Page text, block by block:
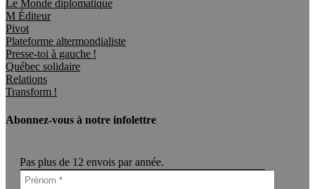
Le Monde diplomatique
M Éditeur
Pivot
Plateforme altermondialiste
Presse-toi à gauche !
Québec solidaire
Relations
Transform !
Abonnez-vous à notre infolettre
Pas plus de 12 envois par année.